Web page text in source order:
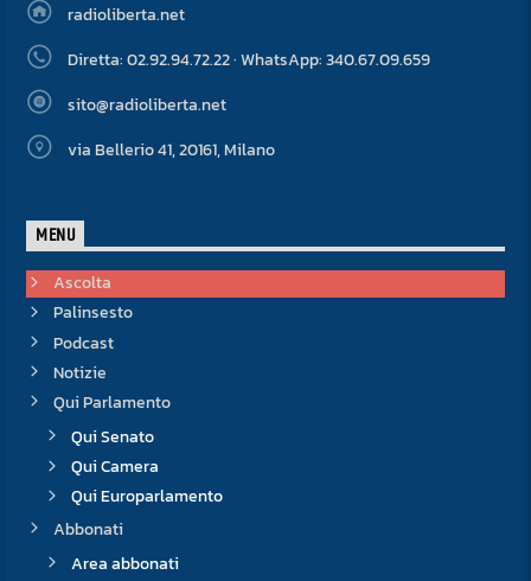
radioliberta.net
Diretta: 02.92.94.72.22 · WhatsApp: 340.67.09.659
sito@radioliberta.net
via Bellerio 41, 20161, Milano
MENU
Ascolta
Palinsesto
Podcast
Notizie
Qui Parlamento
Qui Senato
Qui Camera
Qui Europarlamento
Abbonati
Area abbonati